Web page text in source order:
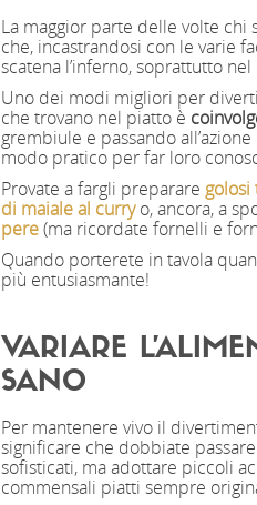
La maggior parte delle volte
che, incastrandosi con le varie
scatena l’inferno, soprattutto
Uno dei modi migliori per
che trovano nel piatto è
grembiule e passando
modo pratico per far loro
Provate a fargli preparare golosi
di maiale al curryo, ancora, a
pere(ma ricordate fornelli e
Quando porterete in tavola
più entusiasmante!
VARIARE
SANO
Per mantenere vivo il
significare che dobbiate
sofisticati, ma adottare piccoli
commensali piatti sempre